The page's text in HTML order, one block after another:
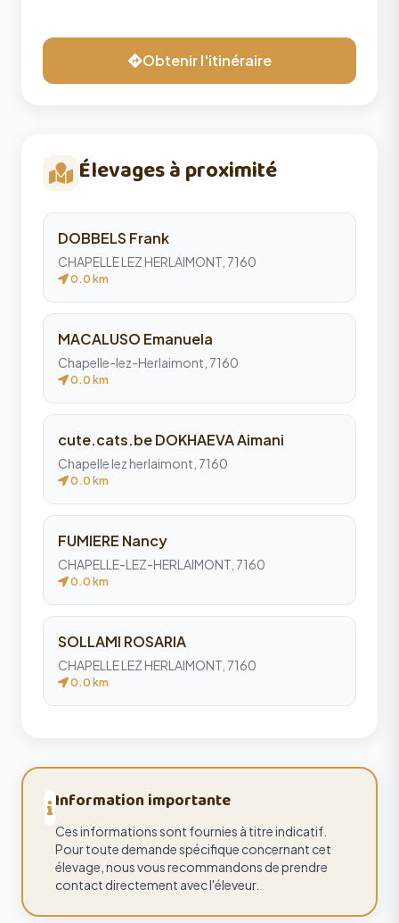
Obtenir l'itinéraire
Élevages à proximité
DOBBELS Frank
CHAPELLE LEZ HERLAIMONT, 7160
0.0 km
MACALUSO Emanuela
Chapelle-lez-Herlaimont, 7160
0.0 km
cute.cats.be DOKHAEVA Aimani
Chapelle lez herlaimont, 7160
0.0 km
FUMIERE Nancy
CHAPELLE-LEZ-HERLAIMONT, 7160
0.0 km
SOLLAMI ROSARIA
CHAPELLE LEZ HERLAIMONT, 7160
0.0 km
Information importante
Ces informations sont fournies à titre indicatif.
Pour toute demande spécifique concernant cet
élevage, nous vous recommandons de prendre
contact directement avec l'éleveur.